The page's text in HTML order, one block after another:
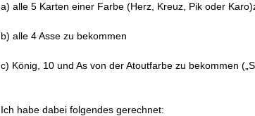
a) alle 5 Karten einer Farbe (Herz, Kreuz, Pik oder
b) alle 4 Asse zu bekommen
c) König, 10 und As von der Atoutfarbe zu bekommen
Ich habe dabei folgendes gerechnet: